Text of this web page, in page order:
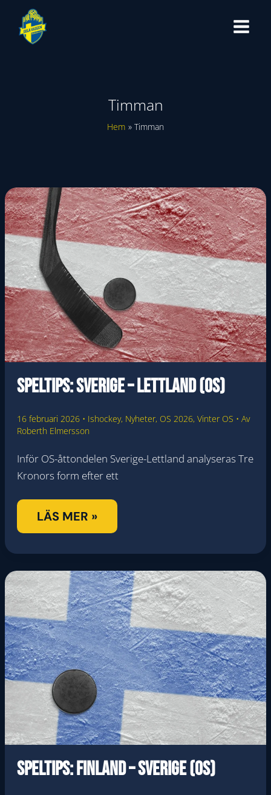
innehåll
Timman
Hem Timman
Speltips: Sverige – Lettland (OS)
16 februari 2026 • Ishockey, Nyheter, OS 2026, Vinter OS • Av
Roberth Elmersson
Inför OS-åttondelen Sverige-Lettland analyseras Tre
Kronors form efter ett
SPELTIPS:
SVERIGE
–
LETTLAND
(OS)
LÄS MER »
Speltips: Finland – Sverige (OS)